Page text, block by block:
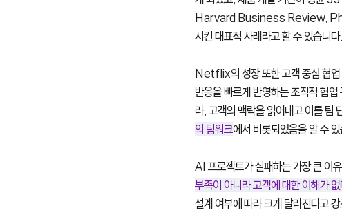
Harvard Business Review, Phil
시킨 대표적 사례라고 할 수 있습니다.
Netflix의 성장 또한 고객 중심 협
반응을 빠르게 반영하는 조직적
라, 고객의 맥락을 읽어내고 이를 팀
의 팀워크에서 비롯되었음을 알 수 있
AI 프로젝트가 실패하는 가장 큰 이
부족이 아니라 고객에 대한 이해가
설계 여부에 따라 크게 달라진다고